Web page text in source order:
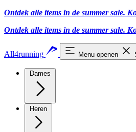
Ontdek alle items in de summer sale.
Ontdek alle items in de summer sale.
All4running Menu openen
Dames
Heren